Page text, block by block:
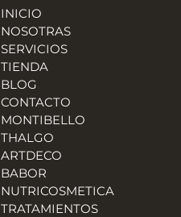
INICIO
NOSOTRAS
SERVICIOS
TIENDA
BLOG
CONTACTO
MONTIBELLO
THALGO
ARTDECO
BABOR
NUTRICOSMETICA
TRATAMIENTOS